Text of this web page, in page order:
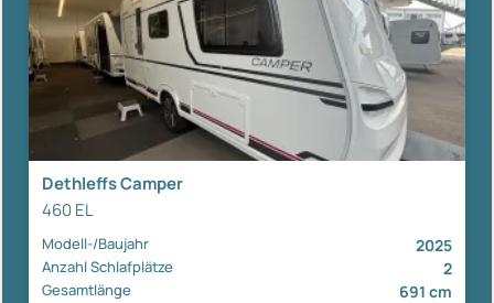
Dethleffs Camper
460 EL
Modell-/Baujahr 2025
Anzahl Schlafplätze 2
Gesamtlänge 691 cm